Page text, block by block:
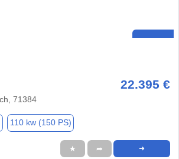
22.395 €
71384
110 kw (150 PS)
★ ➦ ➜